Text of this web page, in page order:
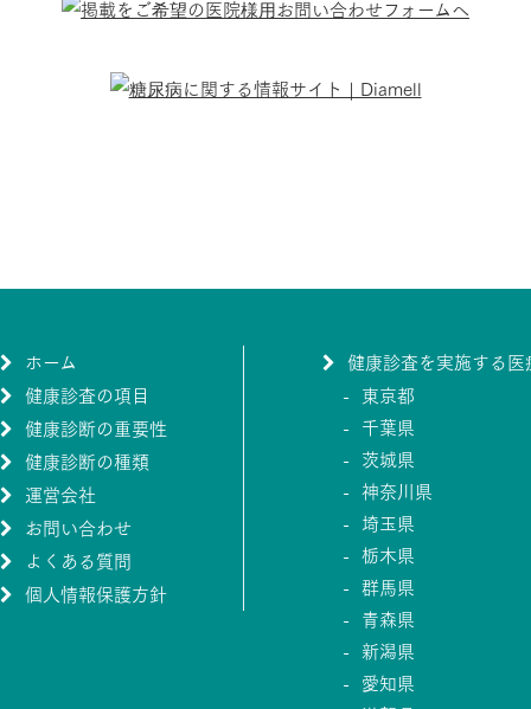
ホーム
健康診査の項目
健康診断の重要性
健康診断の種類
運営会社
お問い合わせ
よくある質問
個人情報保護方針
健康診査を実施する医
東京都
千葉県
茨城県
神奈川県
埼玉県
栃木県
群馬県
青森県
新潟県
愛知県